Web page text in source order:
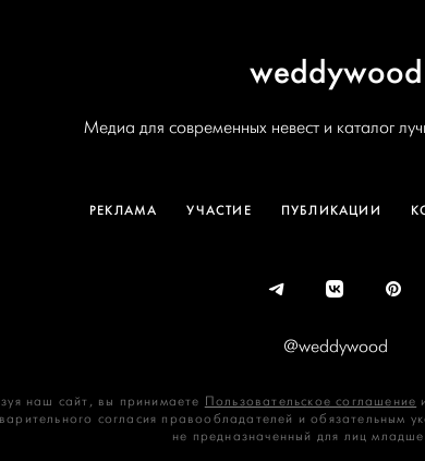
weddywood
Медиа для современных невест и каталог
РЕКЛАМА УЧАСТИЕ ПУБЛИКАЦИИ
@weddywood
наш сайт, вы принимаете Пользовательское соглашение
согласия правообладателей и обязательным
не предназначенный для лиц младше